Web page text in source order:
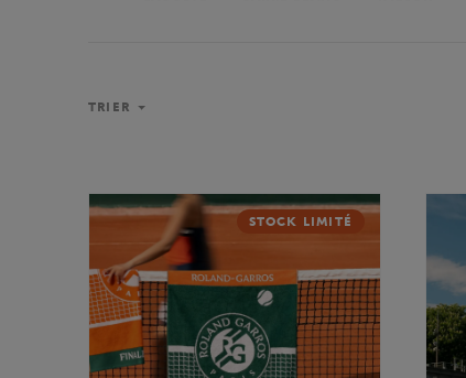
TRIER
STOCK LIMITÉ